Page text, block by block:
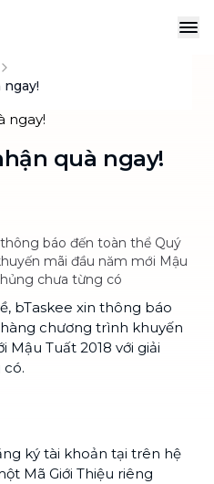
quà ngay!
báo đến toàn thể Quý
mãi đầu năm mới Mậu
chưa từng có
bTaskee xin thông báo
chương trình khuyến
Tuất 2018 với giải
ký tài khoản tại trên hệ
Mã Giới Thiệu riêng